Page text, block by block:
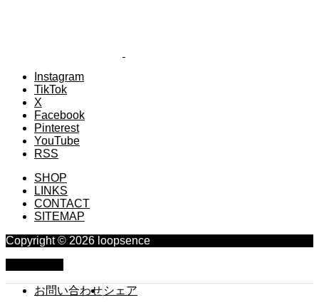
Instagram
TikTok
X
Facebook
Pinterest
YouTube
RSS
SHOP
LINKS
CONTACT
SITEMAP
Copyright © 2026 loopsence
お問い合わせシェア